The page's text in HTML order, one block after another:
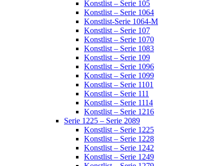
Konstlist – Serie 105
Konstlist – Serie 1064
Konstlist-Serie 1064-M
Konstlist – Serie 107
Konstlist – Serie 1070
Konstlist – Serie 1083
Konstlist – Serie 109
Konstlist – Serie 1096
Konstlist – Serie 1099
Konstlist – Serie 1101
Konstlist – Serie 111
Konstlist – Serie 1114
Konstlist – Serie 1216
Serie 1225 – Serie 2089
Konstlist – Serie 1225
Konstlist – Serie 1228
Konstlist – Serie 1242
Konstlist – Serie 1249